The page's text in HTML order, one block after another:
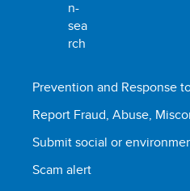
Prevention and Response
Report Fraud, Abuse,
Submit social or
Scam alert